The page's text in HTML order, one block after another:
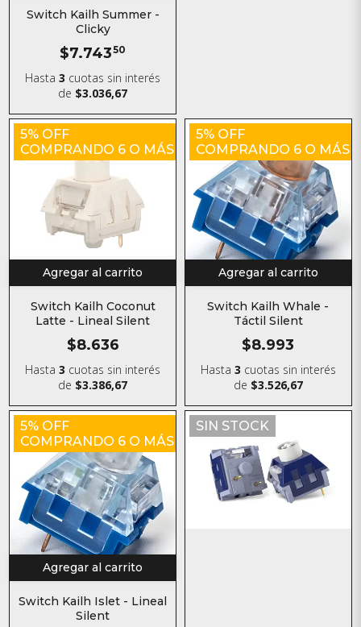
Switch Kailh Summer -
Clicky
$7.74350
Hasta3 cuotas sin interés
de $3.036,67
5% OFF
COMPRANDO 6 O MÁS
Agregar al carrito
Switch Kailh Coconut
Latte - Lineal Silent
$8.636
Hasta3 cuotas sin interés
de $3.386,67
5% OFF
COMPRANDO 6 O MÁS
Agregar al carrito
Switch Kailh Whale -
Táctil Silent
$8.993
Hasta 3 cuotas sin interés
de $3.526,67
5% OFF
COMPRANDO 6 O MÁS
Agregar al carrito
Switch Kailh Islet - Lineal
Silent
SIN STOCK